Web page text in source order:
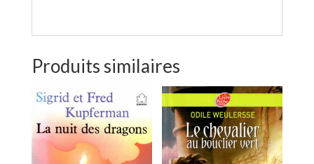
Produits similaires